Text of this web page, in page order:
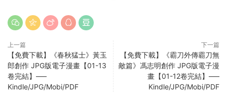
上一篇
【免費下載】《春秋猛士》黃玉
郎創作 JPG版電子漫畫【01-13
卷完結】—–
Kindle/JPG/Mobi/PDF
下一篇
【免費下載】《霸刀外傳霸刀無
敵篇》馮志明創作 JPG版電子漫
畫【01-12卷完結】—–
Kindle/JPG/Mobi/PDF